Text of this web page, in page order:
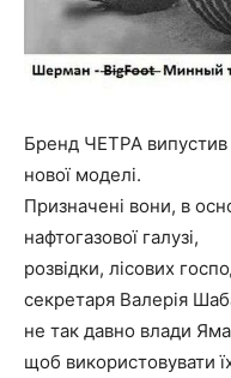
Бренд ЧЕТРА випустив
нової моделі.
Призначені вони, в
нафтогазової галузі,
розвідки, лісових
секретаря Валерія
не так давно влади
щоб використовувати